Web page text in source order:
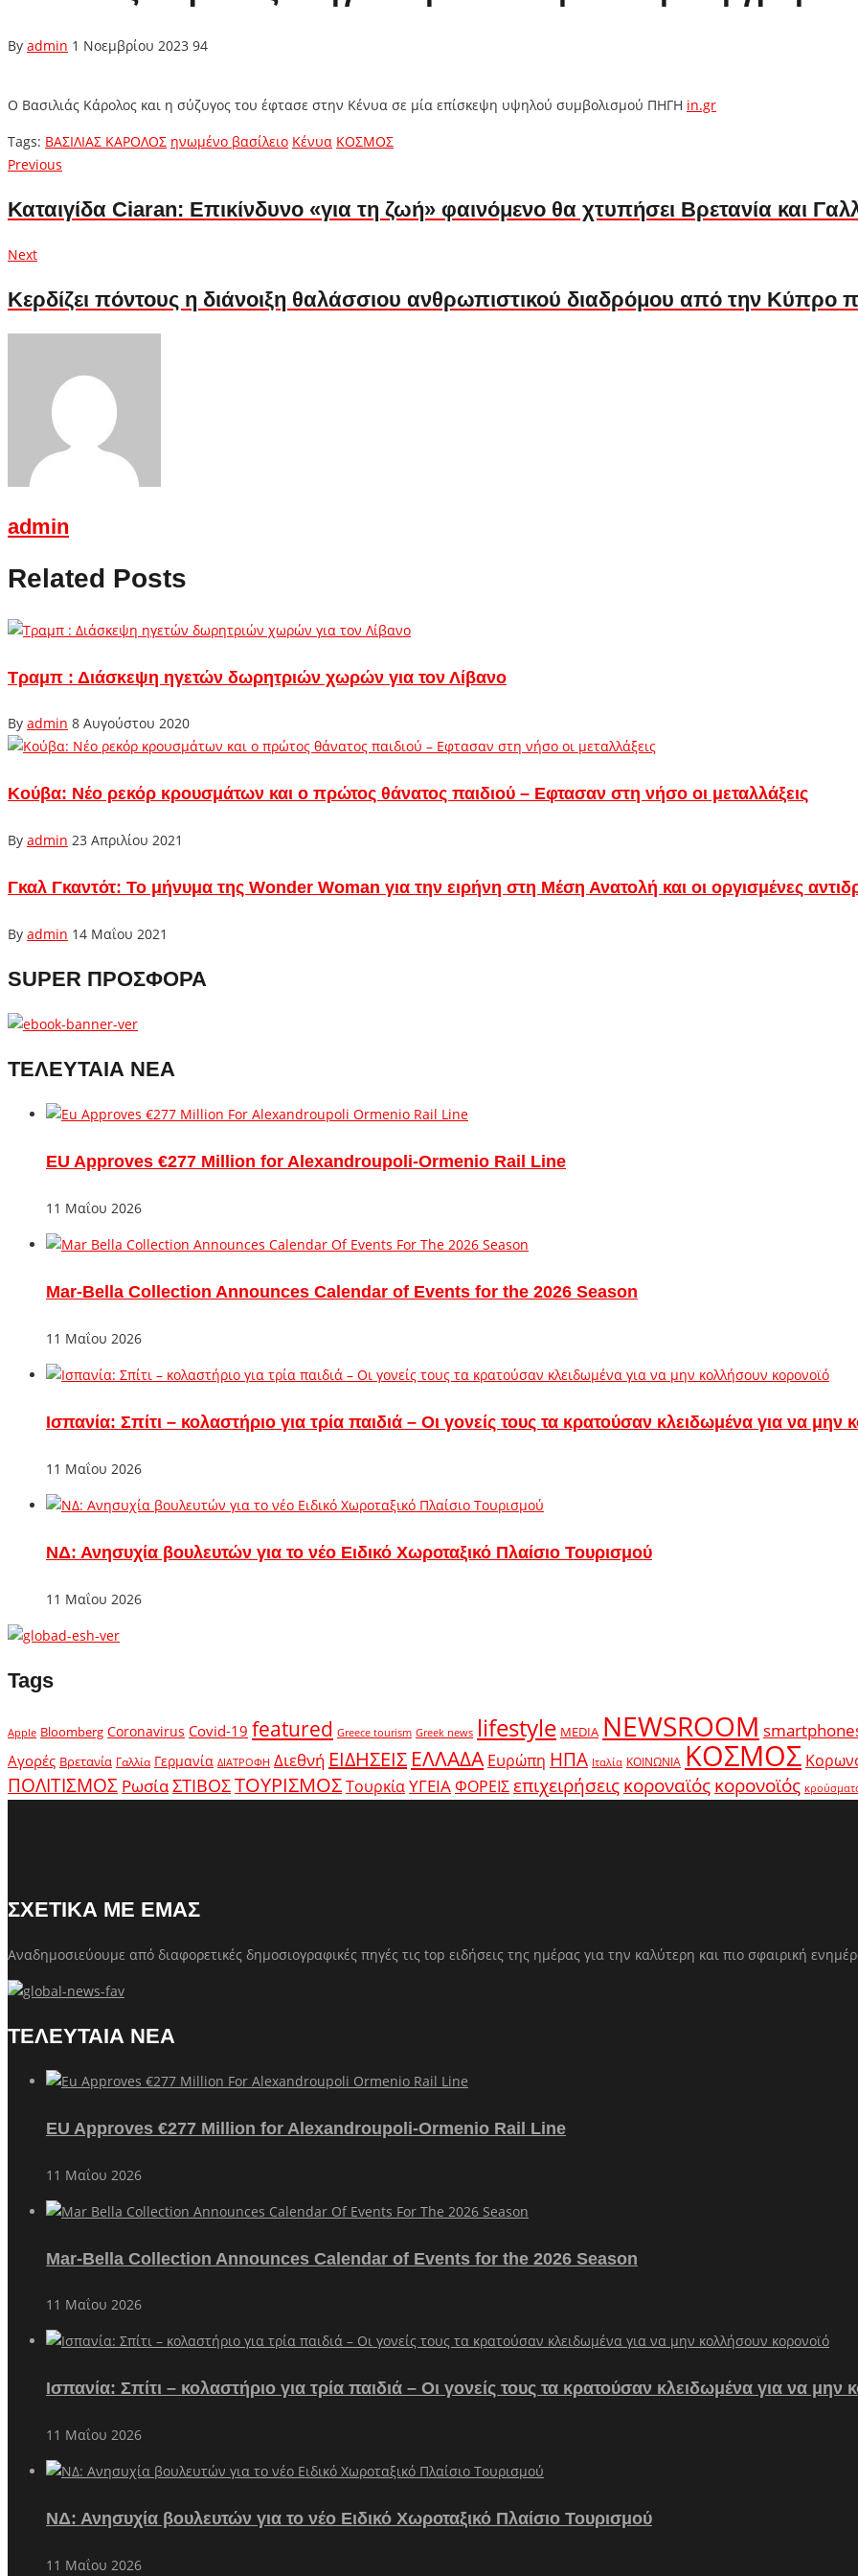
By admin 1 Νοεμβρίου 2023 94
Ο Βασιλιάς Κάρολος και η σύζυγος του έφτασε στην Κένυα σε μία επίσκεψη υψηλού συμβολισμού ΠΗΓΗ in.gr
Tags: ΒΑΣΙΛΙΑΣ ΚΑΡΟΛΟΣ ηνωμένο βασίλειο Κένυα ΚΟΣΜΟΣ
Πλοήγηση
άρθρων
Previous
Καταιγίδα Ciaran: Επικίνδυνο «για τη ζωή» φαινόμενο θα χτυπήσει Βρετανία και
NextNext
Κερδίζει πόντους η διάνοιξη θαλάσσιου ανθρωπιστικού διαδρόμου από την Κύπρο
admin
Related Posts
Τραμπ : Διάσκεψη ηγετών δωρητριών χωρών για τον Λίβανο
By admin 8 Αυγούστου 2020
Κούβα: Νέο ρεκόρ κρουσμάτων και ο πρώτος θάνατος παιδιού – Εφτασαν στη νήσο οι μεταλλάξεις
By admin 23 Απριλίου 2021
Γκαλ Γκαντότ: Το μήνυμα της Wonder Woman για την ειρήνη στη Μέση Ανατολή και οι οργισμένες
By admin 14 Μαΐου 2021
SUPER ΠΡΟΣΦΟΡΑ
ΤΕΛΕΥΤΑΙΑ ΝΕΑ
EU Approves €277 Million for Alexandroupoli-Ormenio Rail Line
11 Μαΐου 2026
Mar-Bella Collection Announces Calendar of Events for the 2026 Season
11 Μαΐου 2026
Ισπανία: Σπίτι – κολαστήριο για τρία παιδιά – Οι γονείς τους τα κρατούσαν κλειδωμένα για να μην
11 Μαΐου 2026
ΝΔ: Ανησυχία βουλευτών για το νέο Ειδικό Χωροταξικό Πλαίσιο Τουρισμού
11 Μαΐου 2026
Tags
Apple Bloomberg Coronavirus Covid-19 featured Greece tourism Greek news lifestyle MEDIA NEWSROOM
Αγορές Βρετανία Γαλλία Γερμανία ΔΙΑΤΡΟΦΗ Διεθνή ΕΙΔΗΣΕΙΣ ΕΛΛΑΔΑ Ευρώπη ΗΠΑ Ιταλία ΚΟΙΝΩΝΙΑ ΚΟΣΜΟΣ
ΠΟΛΙΤΙΣΜΟΣ ΡωσίαΣΤΙΒΟΣΤΟΥΡΙΣΜΟΣΤουρκίαΥΓΕΙΑΦΟΡΕΙΣεπιχειρήσειςκοροναϊόςκορονοϊός
ΣΧΕΤΙΚΑ ΜΕ ΕΜΑΣ
Αναδημοσιεύουμε από διαφορετικές δημοσιογραφικές πηγές τις top ειδήσεις της ημέρας για την καλύτερη και πιο σφαιρική
ΤΕΛΕΥΤΑΙΑ ΝΕΑ
EU Approves €277 Million for Alexandroupoli-Ormenio Rail Line
11 Μαΐου 2026
Mar-Bella Collection Announces Calendar of Events for the 2026 Season
11 Μαΐου 2026
Ισπανία: Σπίτι – κολαστήριο για τρία παιδιά – Οι γονείς τους τα κρατούσαν κλειδωμένα για να μην
11 Μαΐου 2026
ΝΔ: Ανησυχία βουλευτών για το νέο Ειδικό Χωροταξικό Πλαίσιο Τουρισμού
11 Μαΐου 2026